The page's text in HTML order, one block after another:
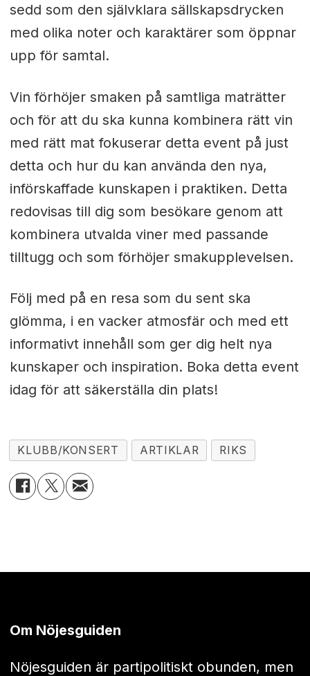
sedd som den självklara sällskapsdrycken
med olika noter och karaktärer som öppnar
upp för samtal.
Vin förhöjer smaken på samtliga maträtter
och för att du ska kunna kombinera rätt vin
med rätt mat fokuserar detta event på just
detta och hur du kan använda den nya,
införskaffade kunskapen i praktiken. Detta
redovisas till dig som besökare genom att
kombinera utvalda viner med passande
tilltugg och som förhöjer smakupplevelsen.
Följ med på en resa som du sent ska
glömma, i en vacker atmosfär och med ett
informativt innehåll som ger dig helt nya
kunskaper och inspiration. Boka detta event
idag för att säkerställa din plats!
KLUBB/KONSERT ARTIKLAR RIKS
Om Nöjesguiden
Nöjesguiden är partipolitiskt obunden, men